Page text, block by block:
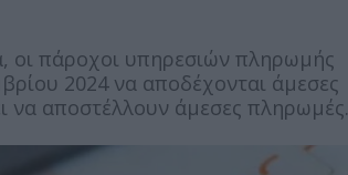
οι πάροχοι υπηρεσιών πληρωμής
2024 να αποδέχονται άμεσες
να αποστέλλουν άμεσες πληρωμές.